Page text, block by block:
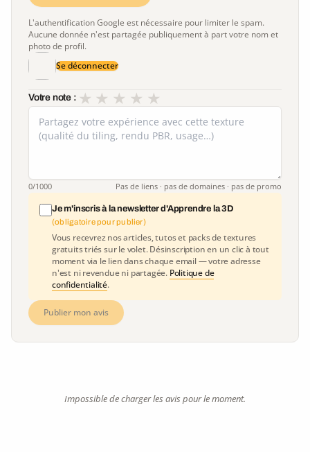
L'authentification Google est nécessaire pour limiter le spam.
Aucune donnée n'est partagée publiquement à part votre nom et
photo de profil.
Se déconnecter
Votre note : ★
★
★
★
★
0/1000 Pas de liens · pas de domaines · pas de promo
Je m'inscris à la newsletter d'Apprendre la 3D
(obligatoire pour publier)
Vous recevrez nos articles, tutos et packs de textures
gratuits triés sur le volet. Désinscription en un clic à tout
moment via le lien dans chaque email — votre adresse
n'est ni revendue ni partagée. Politique de
confidentialité.
Publier mon avis
Impossible de charger les avis pour le moment.